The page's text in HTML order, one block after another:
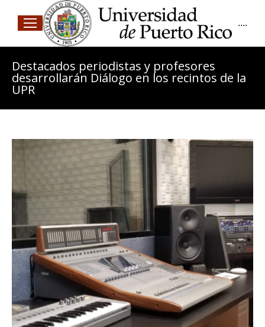
....
Destacados periodistas y profesores
desarrollarán Diálogo en los recintos de la
UPR